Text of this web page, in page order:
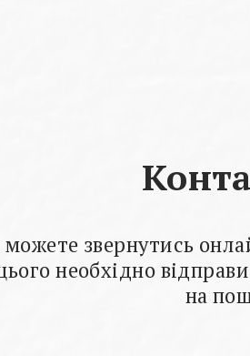
звернутись
необхідно
на